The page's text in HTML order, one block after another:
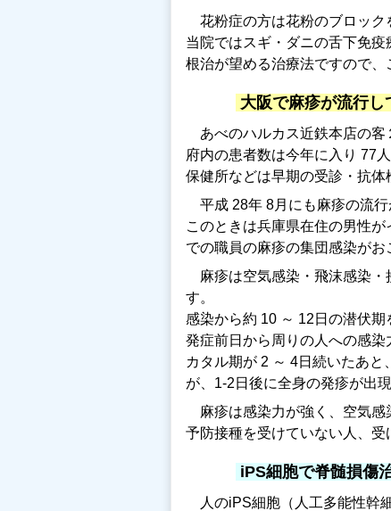
花粉症の方は花粉のブロック
当院ではスギ・ダニの舌下免疫
根治が望める治療法ですので、
大阪で麻疹が流行し
あべのハルカス近鉄本店の
府内の患者数は今年に入り 77
保健所などは早期の受診・抗体
平成 28年 8月にも麻疹の流行
このときは兵庫県在住の男性
での職員の麻疹の集団感染がお
麻疹は空気感染・飛沫感染
す。
感染から約 10 ～ 12日の潜伏
発症前日から周りの人への感染
カタル期が 2 ～ 4日続いたあ
が、1-2日後に全身の発疹が出現
麻疹は感染力が強く、空気
予防接種を受けていない人、受
iPS細胞で脊髄損傷
人のiPS細胞（人工多能性幹